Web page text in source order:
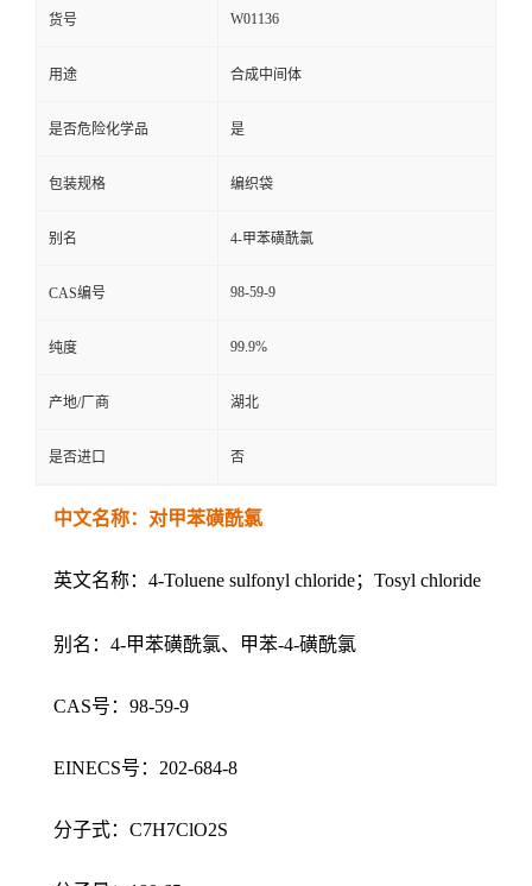
货号 W01136
用途 合成中间体
是否危险化学品 是
包装规格 编织袋
别名 4-甲苯磺酰氯
CAS编号 98-59-9
纯度 99.9%
产地/厂商 湖北
是否进口 否
中文名称：对甲苯磺酰氯
英文名称：4-Toluene sulfonyl chloride；Tosyl chloride
别名：4-甲苯磺酰氯、甲苯-4-磺酰氯
CAS号：98-59-9
EINECS号：202-684-8
分子式：C7H7ClO2S